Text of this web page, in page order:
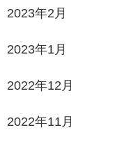
2023年2月
2023年1月
2022年12月
2022年11月